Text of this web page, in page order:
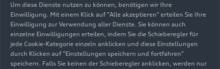
17,5 – 15,1; CO2-Emission kombiniert in
g/km: 0; CO -Klasse: A
Q6 Sportbacke-tron
Um diese Dienste nutzen zu können, benötigen wir Ihre
Einwilligung. Mit einem Klick auf "Alle akzeptieren" erteilen Sie Ihre
Einwilligung zur Verwendung aller Dienste. Sie können auch
einzelne Einwilligungen erteilen, indem Sie die Schieberegler für
jede Cookie-Kategorie einzeln anklicken und diese Einstellungen
durch Klicken auf "Einstellungen speichern und fortfahren"
speichern. Falls Sie keinen der Schieberegler anklicken, werden nur